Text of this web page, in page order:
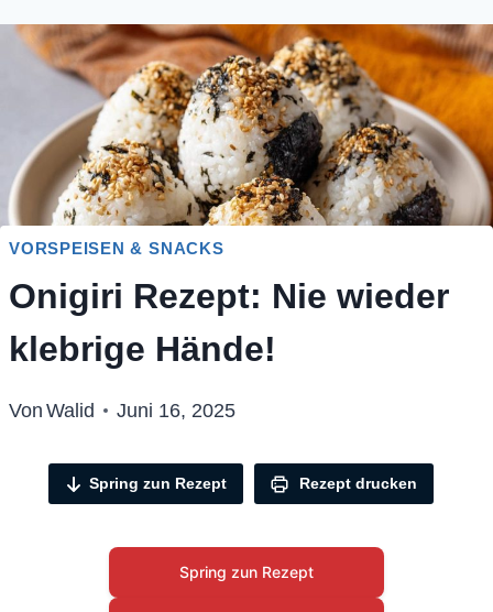
VORSPEISEN & SNACKS
Onigiri Rezept: Nie wieder
klebrige Hände!
Von Walid Juni 16, 2025
Spring zun Rezept Rezept drucken
Spring zun Rezept